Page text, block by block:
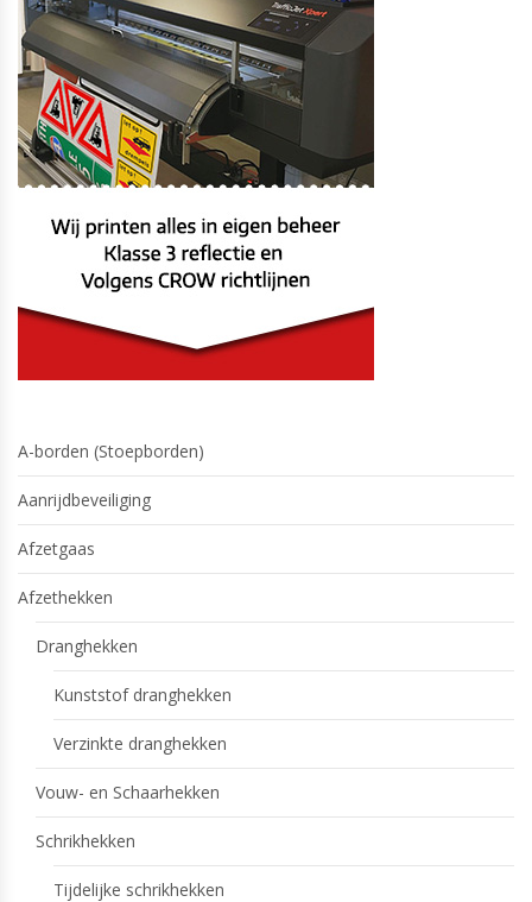
A-borden (Stoepborden)
Aanrijdbeveiliging
Afzetgaas
Afzethekken
Dranghekken
Kunststof dranghekken
Verzinkte dranghekken
Vouw- en Schaarhekken
Schrikhekken
Tijdelijke schrikhekken